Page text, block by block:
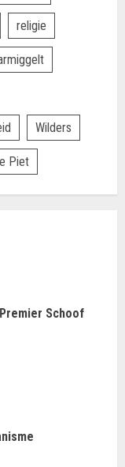
religie
Wilders
Piet
Schoof